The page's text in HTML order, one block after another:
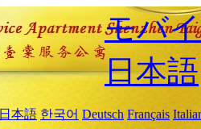
モバ
日本語
日本語 한국어 Deutsch Français